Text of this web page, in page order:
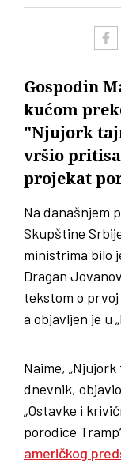
Gospodin
kućom
"Njujork
vršio
projekat
Na današnjem
Skupštine
ministrima bilo
Dragan
tekstom o
a objavljen je u
Naime,
dnevnik,
„Ostavke i
porodice
američkog